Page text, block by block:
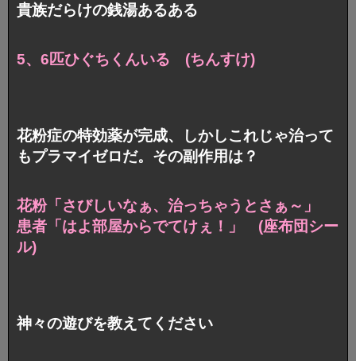
貴族だらけの銭湯あるある
5、6匹ひぐちくんいる (ちんすけ)
花粉症の特効薬が完成、しかしこれじゃ治って
もプラマイゼロだ。その副作用は？
花粉「さびしいなぁ、治っちゃうとさぁ～」
患者「はよ部屋からでてけぇ！」 (座布団シー
ル)
神々の遊びを教えてください